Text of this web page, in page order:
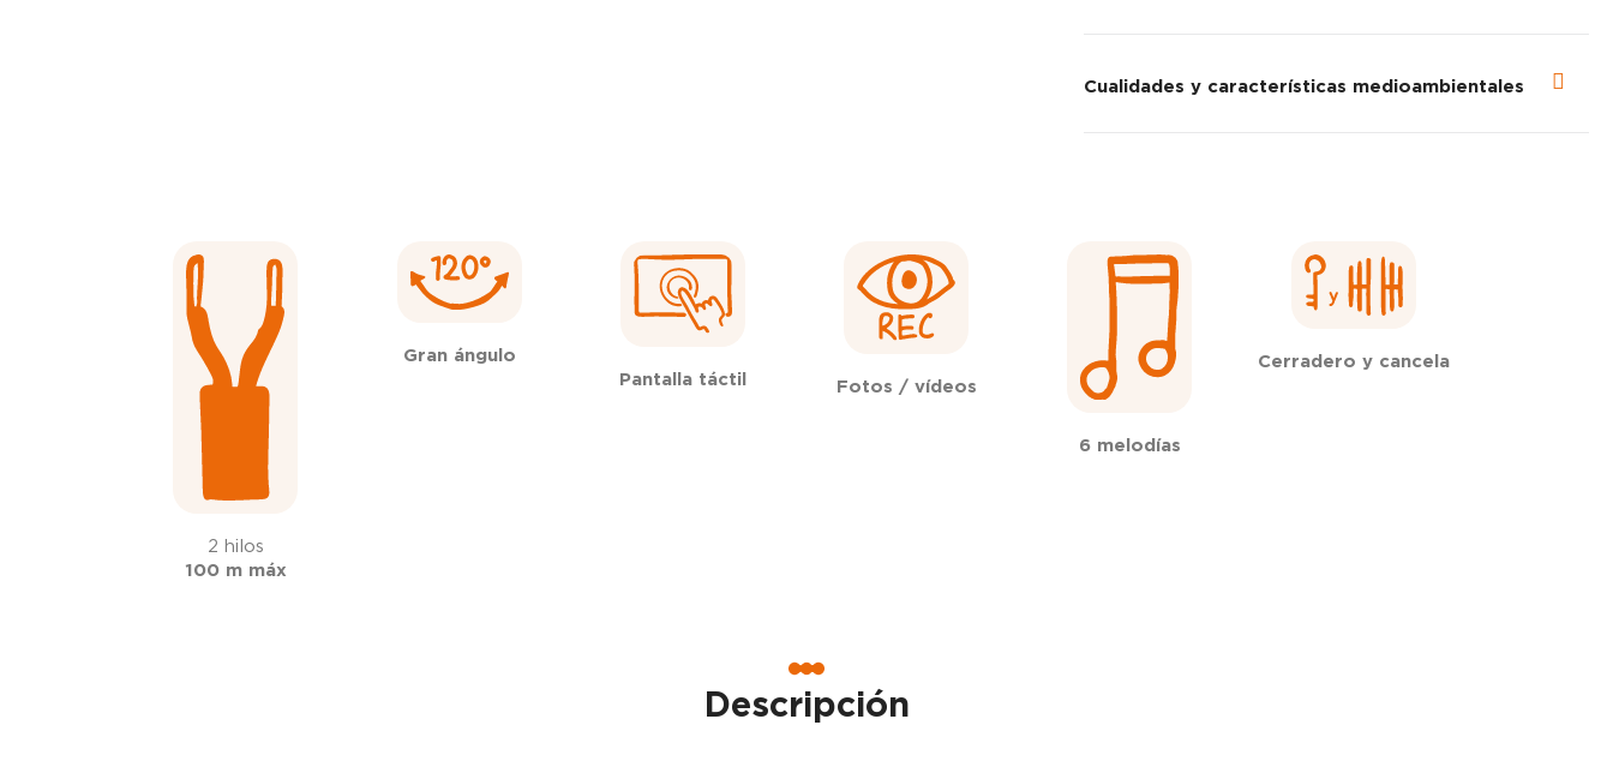
Cualidades y características medioambientales
2 hilos
100 m máx
Gran ángulo
Pantalla táctil
Fotos / vídeos
6 melodías
Cerradero y cancela
Descripción